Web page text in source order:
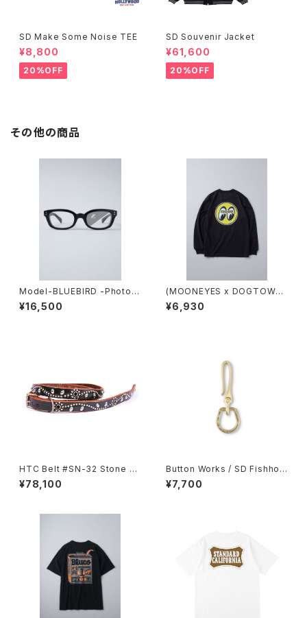
SD Make Some Noise TEE
¥8,800
20%OFF
SD Souvenir Jacket
¥61,600
20%OFF
その他の商品
Model-BLUEBIRD -Photoc
hromic-
¥16,500
(MOONEYES x DOGTOWN
x BLUCO) プリントTシャツ L/
S TEE
¥6,930
HTC Belt #SN-32 Stone 0.
75
¥78,100
Button Works / SD Fishhoo
k Shackle Key
¥7,700